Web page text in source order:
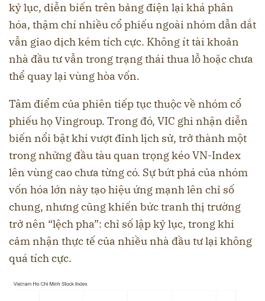
kỷ lục, diễn biến trên bảng điện lại khá phân
hóa, thậm chí nhiều cổ phiếu ngoài nhóm dẫn dắt
vẫn giao dịch kém tích cực. Không ít tài khoản
nhà đầu tư vẫn trong trạng thái thua lỗ hoặc chưa
thể quay lại vùng hòa vốn.
Tâm điểm của phiên tiếp tục thuộc về nhóm cổ
phiếu họ Vingroup. Trong đó, VIC ghi nhận diễn
biến nổi bật khi vượt đỉnh lịch sử, trở thành một
trong những đầu tàu quan trọng kéo VN-Index
lên vùng cao chưa từng có. Sự bứt phá của nhóm
vốn hóa lớn này tạo hiệu ứng mạnh lên chỉ số
chung, nhưng cũng khiến bức tranh thị trường
trở nên “lệch pha”: chỉ số lập kỷ lục, trong khi
cảm nhận thực tế của nhiều nhà đầu tư lại không
quá tích cực.